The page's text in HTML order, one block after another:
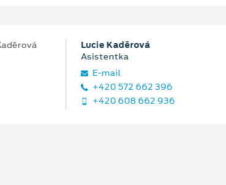
Lucie Kaděrová
Asistentka
E‑mail
+420 572 662 396
+420 608 662 936